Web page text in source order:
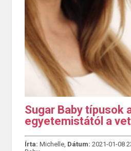
Sugar Baby típusok
egyetemistától a
Írta: Michelle, Dátum: 2021-01-08